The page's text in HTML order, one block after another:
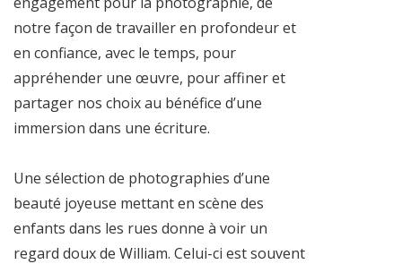
notre façon de travailler en profondeur et
en confiance, avec le temps, pour
appréhender une œuvre, pour affiner et
partager nos choix au bénéfice d’une
immersion dans une écriture.
Une sélection de photographies d’une
beauté joyeuse mettant en scène des
enfants dans les rues donne à voir un
regard doux de William. Celui-ci est souvent